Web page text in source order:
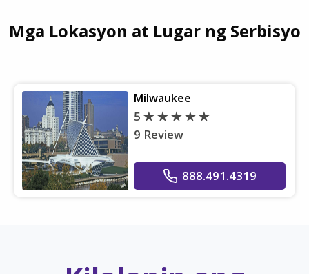
Mga Lokasyon at Lugar ng Serbisyo
Milwaukee
5
9 Review
888.491.4319